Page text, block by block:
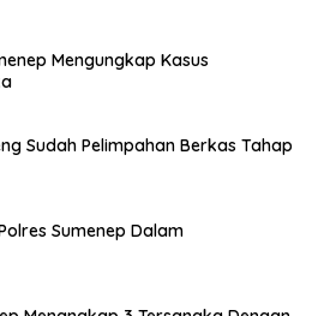
Mengungkap Kasus
Sudah Pelimpahan Berkas Tahap
Sumenep Dalam